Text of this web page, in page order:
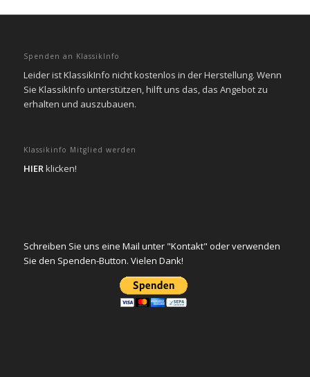
Spenden an KlassikInfo
Leider ist KlassikInfo nicht kostenlos in der Herstellung. Wenn
Sie KlassikInfo unterstützen, hilft uns das, das Angebot zu
erhalten und auszubauen.
Klassikinfo Mitglied werden
HIERklicken!
Schreiben Sie uns eine Mail unter "Kontakt" oder verwenden
Sie den Spenden-Button. Vielen Dank!